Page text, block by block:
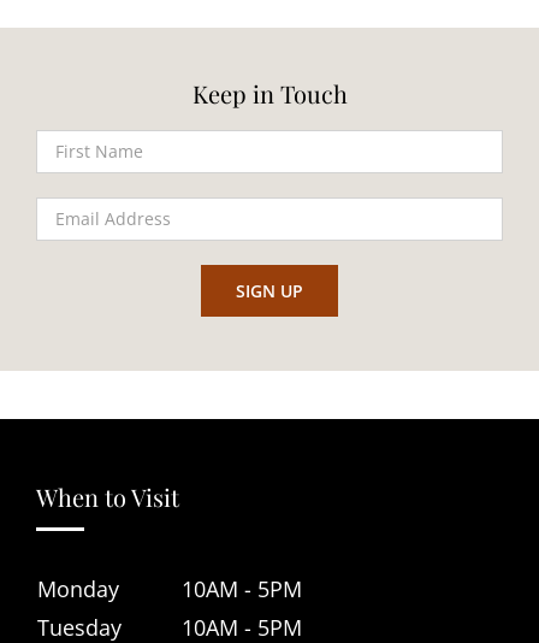
Keep in Touch
When to Visit
Monday
10AM - 5PM
Tuesday
10AM - 5PM